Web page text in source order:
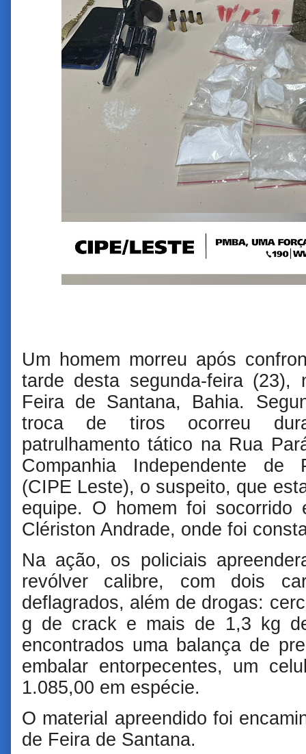
Um homem morreu após
tarde desta segunda-feira (23),
Feira de Santana, Bahia.
troca de tiros ocorreu
patrulhamento tático na Rua
Companhia Independente de
(CIPE Leste), o suspeito, que
equipe. O homem foi socorrido
Clériston Andrade, onde foi
Na ação, os policiais
revólver calibre, com dois
deflagrados, além de drogas:
g de crack e mais de 1,3 kg
encontrados uma balança de
embalar entorpecentes, um
1.085,00 em espécie.
O material apreendido foi
de Feira de Santana.